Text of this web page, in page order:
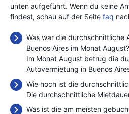
unten aufgeführt. Wenn du keine
findest, schau auf der Seite faq
Was war die durchschnittliche
Buenos Aires im Monat August?
Im Monat August betrug die
Autovermietung in Buenos
Wie hoch ist die
Die durchschnittliche
Was ist die am meisten